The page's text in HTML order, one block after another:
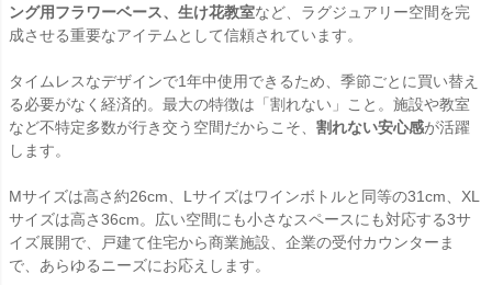
ング用フラワーベース、生け花教室など、ラグジュアリー空間を完
成させる重要なアイテムとして信頼されています。
タイムレスなデザインで1年中使用できるため、季節ごとに買い替え
る必要がなく経済的。最大の特徴は「割れない」こと。施設や教室
など不特定多数が行き交う空間だからこそ、 割れない安心感が活躍
します。
Mサイズは高さ約26cm、Lサイズはワインボトルと同等の31cm、XL
サイズは高さ36cm。広い空間にも小さなスペースにも対応する3サ
イズ展開で、戸建て住宅から商業施設、企業の受付カウンターま
で、あらゆるニーズにお応えします。